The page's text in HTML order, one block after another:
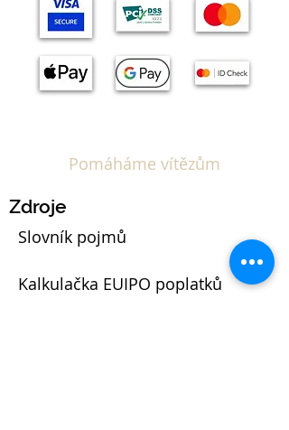
Pomáháme vítězům
Zdroje
Slovník pojmů
Kalkulačka EUIPO poplatků